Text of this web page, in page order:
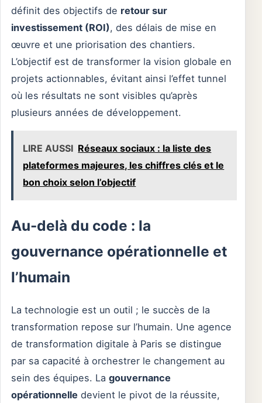
définit des objectifs de retour sur
investissement (ROI), des délais de mise en
œuvre et une priorisation des chantiers.
L’objectif est de transformer la vision globale en
projets actionnables, évitant ainsi l’effet tunnel
où les résultats ne sont visibles qu’après
plusieurs années de développement.
LIRE AUSSI Réseaux sociaux : la liste des
plateformes majeures, les chiffres clés et le
bon choix selon l’objectif
Au-delà du code : la
gouvernance opérationnelle et
l’humain
La technologie est un outil ; le succès de la
transformation repose sur l’humain. Une agence
de transformation digitale à Paris se distingue
par sa capacité à orchestrer le changement au
sein des équipes. La gouvernance
opérationnelle devient le pivot de la réussite,